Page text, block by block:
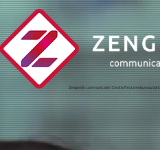
Zengerink communicatie | Creatie Reclamebureau